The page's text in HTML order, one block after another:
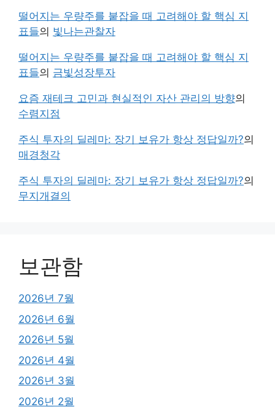
떨어지는 우량주를 붙잡을 때 고려해야 할 핵심 지
표들의 빛나는관찰자
떨어지는 우량주를 붙잡을 때 고려해야 할 핵심 지
표들의 금빛성장투자
요즘 재테크 고민과 현실적인 자산 관리의 방향의
수렴지점
주식 투자의 딜레마: 장기 보유가 항상 정답일까?의
매경청각
주식 투자의 딜레마: 장기 보유가 항상 정답일까?의
무지개결의
보관함
2026년 7월
2026년 6월
2026년 5월
2026년 4월
2026년 3월
2026년 2월